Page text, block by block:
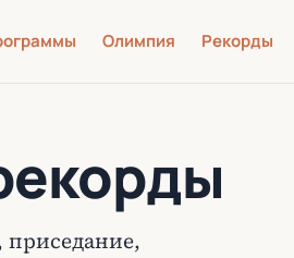
Олимпия Рекорды